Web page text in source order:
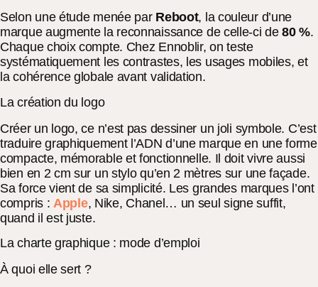
Selon une étude menée par Reboot, la couleur d’une
marque augmente la reconnaissance de celle-ci de80 %.
Chaque choix compte. Chez Ennoblir, on teste
systématiquement les contrastes, les usages mobiles, et
la cohérence globale avant validation.
La création du logo
Créer un logo, ce n’est pas dessiner un joli symbole. C’est
traduire graphiquement l’ADN d’une marque en une forme
compacte, mémorable et fonctionnelle. Il doit vivre aussi
bien en 2 cm sur un stylo qu’en 2 mètres sur une façade.
Sa force vient de sa simplicité. Les grandes marques l’ont
compris : Apple, Nike, Chanel… un seul signe suffit,
quand il est juste.
La charte graphique : mode d’emploi
À quoi elle sert ?